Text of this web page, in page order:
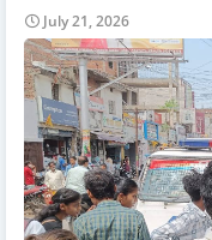
July 21, 2026